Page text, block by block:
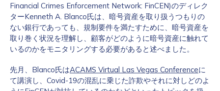
Financial Crimes Enforcement Network: FinCEN)のディレク
ターKenneth A. Blanco氏は、暗号資産を取り扱うつもりの
ない銀行であっても、規制要件を満たすために、暗号資産を
取り巻く状況を理解し、顧客がどのように暗号資産に触れて
いるのかをモニタリングする必要があると述べました。
先月、Blanco氏はACAMS Virtual Las Vegas Conferenceに
て講演し、Covid-19の混乱に乗じた詐欺やそれに対しどのよ